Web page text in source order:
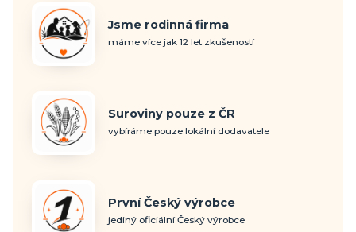
Jsme rodinná firma
máme více jak 12 let zkušeností
Suroviny pouze z ČR
vybíráme pouze lokální dodavatele
První Český výrobce
jediný oficiální Český výrobce